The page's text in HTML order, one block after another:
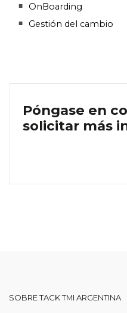
OnBoarding
Gestión del cambio
Póngase en
solicitar más
SOBRE TACK TMI ARGENTINA